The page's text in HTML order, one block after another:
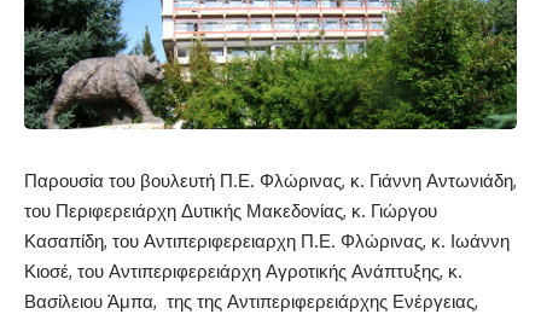
Παρουσία του βουλευτή Π.Ε. Φλώρινας, κ. Γιάννη Αντωνιάδη,
του Περιφερειάρχη Δυτικής Μακεδονίας, κ. Γιώργου
Κασαπίδη, του Αντιπεριφερειαρχη Π.Ε. Φλώρινας, κ. Ιωάννη
Κιοσέ, του Αντιπεριφερειάρχη Αγροτικής Ανάπτυξης, κ.
Βασίλειου Άμπα, της της Αντιπεριφερειάρχης Ενέργειας,